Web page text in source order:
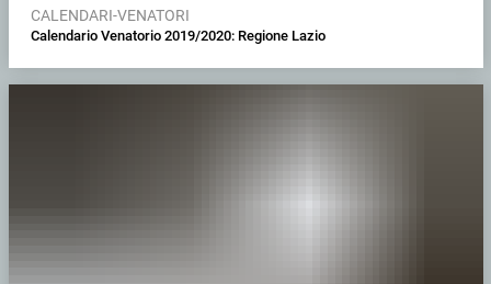
CALENDARI-VENATORI
Calendario Venatorio 2019/2020: Regione Lazio